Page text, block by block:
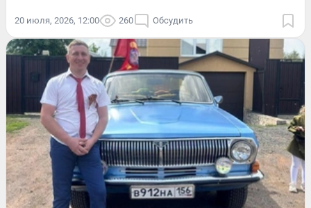
20 июля, 2026, 12:00 260 Обсудить